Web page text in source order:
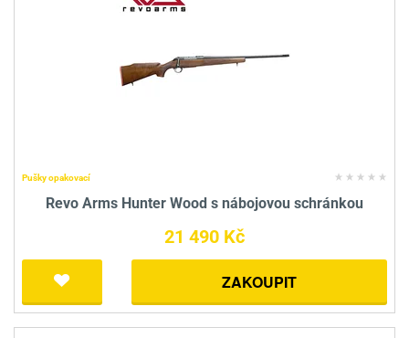
Pušky opakovací
Revo Arms Hunter Wood s nábojovou schránkou
21 490 Kč
ZAKOUPIT